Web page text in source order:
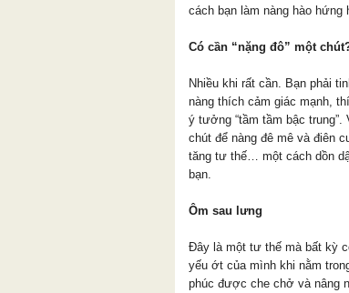
cách bạn làm nàng hào hứng
Có cần “nặng đô” một
Nhiều khi rất cần. Bạn phải
nàng thích cảm giác mạnh,
ý tưởng “tầm tầm bậc trung”.
chút để nàng đê mê và điên
tăng tư thế… một cách dồn
bạn.
Ôm sau lưng
Đây là một tư thế mà bất kỳ
yếu ớt của mình khi nằm
phúc được che chở và nâng